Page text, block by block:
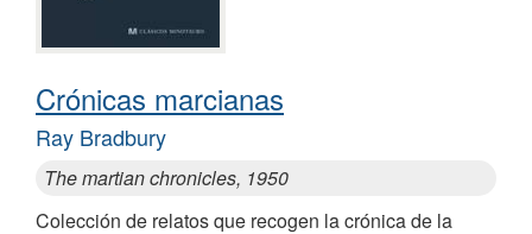
Crónicas marcianas
Ray Bradbury
The martian chronicles, 1950
Colección de relatos que recogen la crónica de la